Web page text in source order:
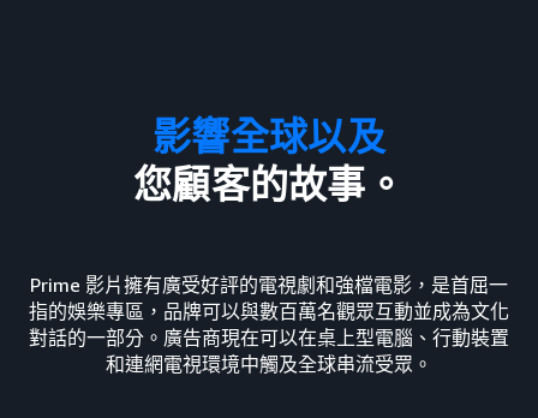
影響全球以及
您顧客的故事。
Prime 影片擁有廣受好評的電視劇和強檔電影，是首屈一
指的娛樂專區，品牌可以與數百萬名觀眾互動並成為文化
對話的一部分。廣告商現在可以在桌上型電腦、行動裝置
和連網電視環境中觸及全球串流受眾。